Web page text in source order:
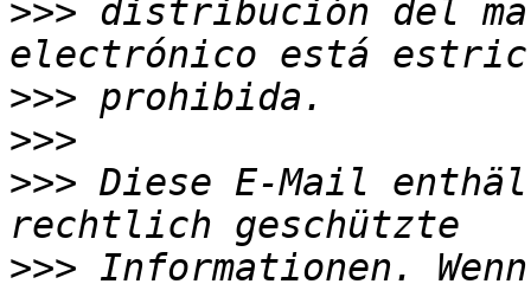
>>> distribución del
>>>
>>>
>>> Diese E-Mail
>>> Informationen.